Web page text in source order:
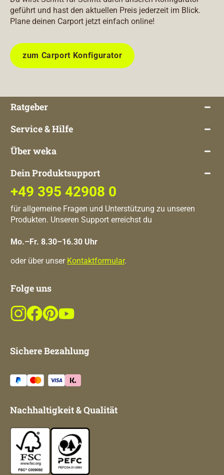
geführt und hast den aktuellen Preis jederzeit im Blick.
Plane deinen Carport jetzt einfach online!
zum Carport Konfigurator
Ratgeber
Service & Hilfe
Über weka
Dein Produktsupport
+49 395 42908 0
für allgemeine Fragen und Unterstützung zu unseren
Produkten. Unseren Support erreichst du
Mo.–Fr. 8.30–16.30 Uhr
oder über unser Kontaktformular.
Folge uns
Sichere Bezahlung
Nachhaltigkeit & Qualität